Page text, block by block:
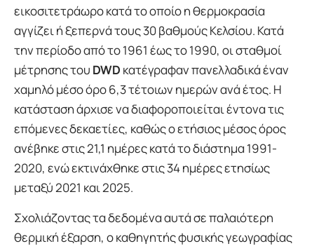
εικοσιτετράωρο κατά το οποίο η θερμοκρασία
αγγίζει ή ξεπερνά τους 30 βαθμούς Κελσίου. Κατά
την περίοδο από το 1961 έως το 1990, οι σταθμοί
μέτρησης του DWD κατέγραφαν πανελλαδικά έναν
χαμηλό μέσο όρο 6,3 τέτοιων ημερών ανά έτος. Η
κατάσταση άρχισε να διαφοροποιείται έντονα τις
επόμενες δεκαετίες, καθώς ο ετήσιος μέσος όρος
ανέβηκε στις 21,1 ημέρες κατά το διάστημα 1991-
2020, ενώ εκτινάχθηκε στις 34 ημέρες ετησίως
μεταξύ 2021 και 2025.
Σχολιάζοντας τα δεδομένα αυτά σε παλαιότερη
θερμική έξαρση, ο καθηγητής φυσικής γεωγραφίας